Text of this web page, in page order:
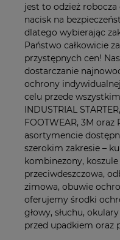
jest to odzież robocza
nacisk na
dlatego wybierając
Państwo całkowicie
przystępnych cen!
dostarczanie
ochrony
celu przede
INDUSTRIAL
FOOTWEAR, 3M
asortymencie
szerokim zakresie –
kombinezony,
przeciwdeszczowa,
zimowa, obuwie
oferujemy środki
głowy, słuchu,
przed upadkiem oraz